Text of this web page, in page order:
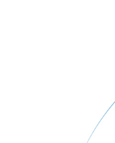
직접 잡을 수 있
자연의 변화는 손
나는 오로라를 보
에필로그 오래 갇
감수자의 말 우리